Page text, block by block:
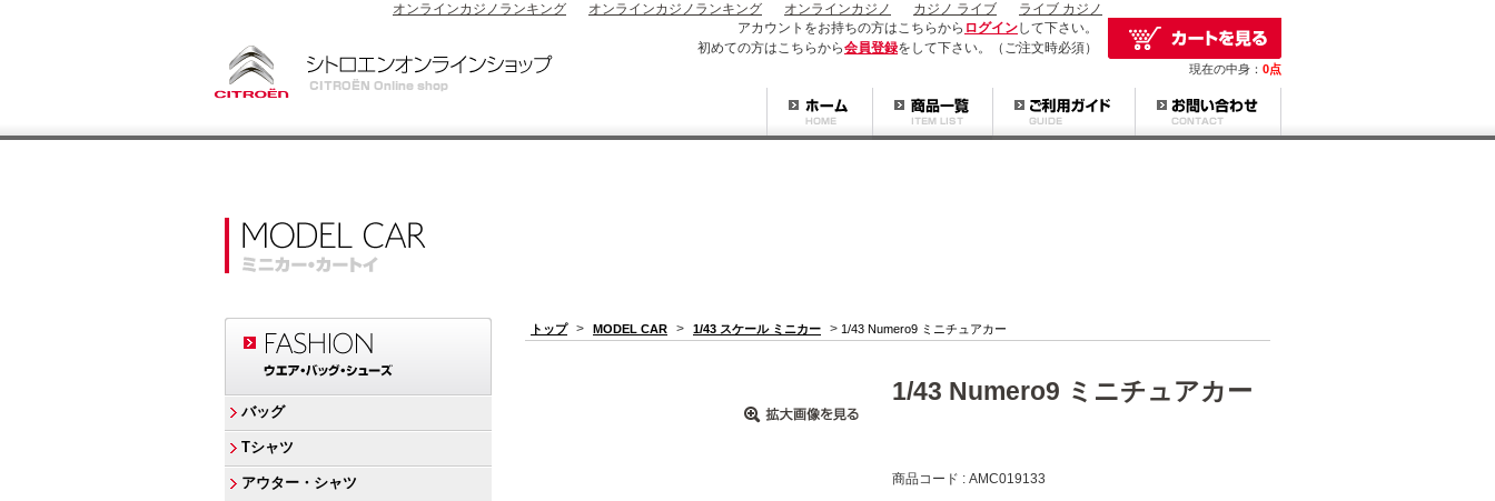
オンラインカジノランキング オンラインカジノランキング オンラインカジノ カジノ ライブ
ライブ カジノ
アカウントをお持ちの方はこちらから ログインして下さい。
初めての方はこちらから会員登録をして下さい。（ご注文時必須）
現在の中身： 0点
バッグ
Tシャツ
アウター・シャツ
トップ > MODEL CAR > 1/43 スケール ミニカー > 1/43 Numero9 ミニチュアカー
1/43 Numero9 ミニチュアカー
商品コード : AMC019133